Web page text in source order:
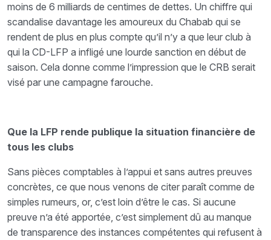
moins de 6 milliards de centimes de dettes. Un chiffre qui
scandalise davantage les amoureux du Chabab qui se
rendent de plus en plus compte qu’il n’y a que leur club à
qui la CD-LFP a infligé une lourde sanction en début de
saison. Cela donne comme l’impression que le CRB serait
visé par une campagne farouche.
Que la LFP rende publique la situation financière de
tous les clubs
Sans pièces comptables à l’appui et sans autres preuves
concrètes, ce que nous venons de citer paraît comme de
simples rumeurs, or, c’est loin d’être le cas. Si aucune
preuve n’a été apportée, c’est simplement dû au manque
de transparence des instances compétentes qui refusent à